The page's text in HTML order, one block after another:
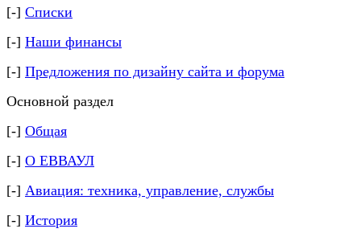
[-] Списки
[-] Наши финансы
[-] Предложения по дизайну сайта и форума
Основной раздел
[-] Общая
[-] О ЕВВАУЛ
[-] Авиация: техника, управление, службы
[-] История